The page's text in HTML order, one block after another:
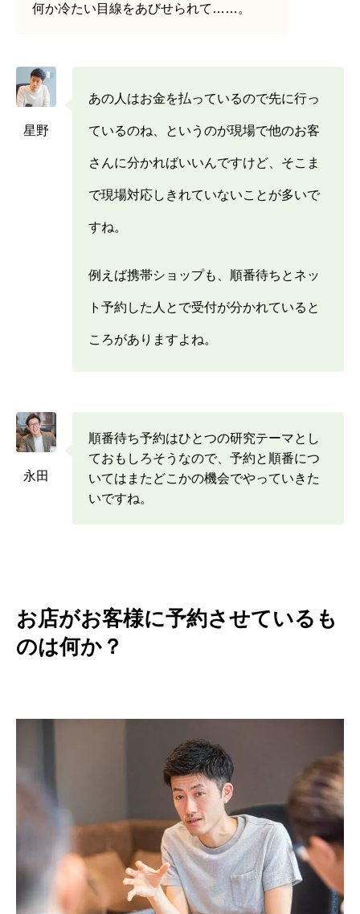
何か冷たい目線をあびせられて……。
星野
あの人はお金を払っているので先に行っ
ているのね、というのが現場で他のお客
さんに分かればいいんですけど、そこま
で現場対応しきれていないことが多いで
すね。
例えば携帯ショップも、順番待ちとネッ
ト予約した人とで受付が分かれていると
ころがありますよね。
永田
順番待ち予約はひとつの研究テーマとし
ておもしろそうなので、予約と順番につ
いてはまたどこかの機会でやっていきた
いですね。
お店がお客様に予約させているも
のは何か？